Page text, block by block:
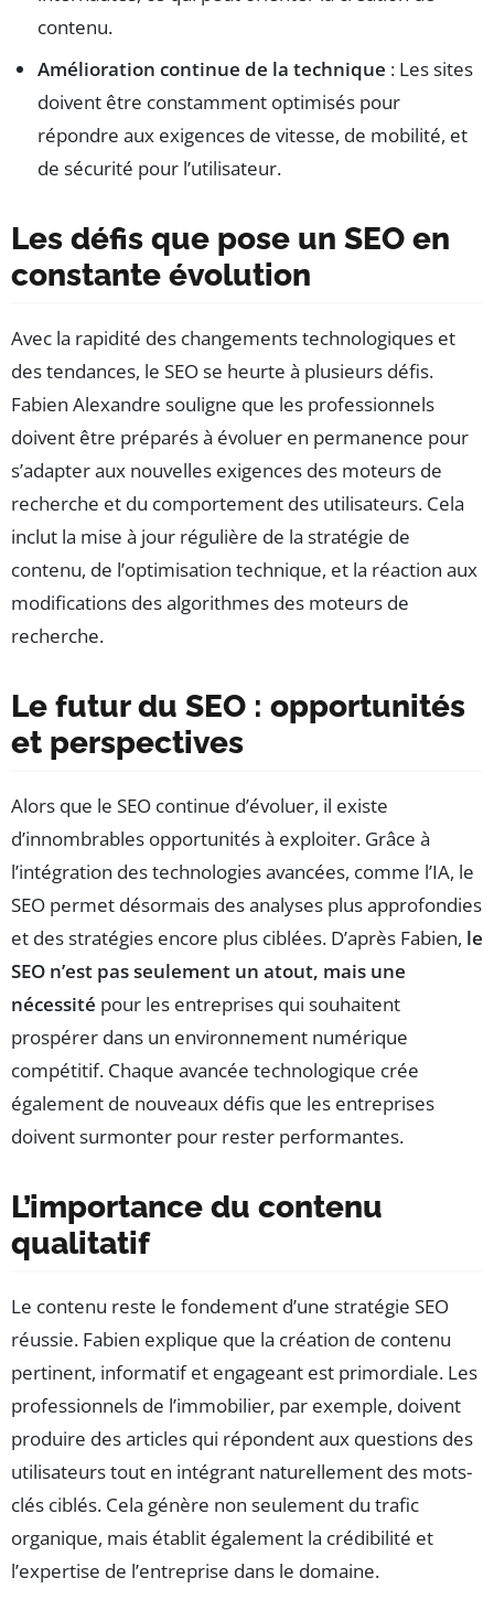
contenu.
Amélioration continue de la technique : Les sites
doivent être constamment optimisés pour
répondre aux exigences de vitesse, de mobilité, et
de sécurité pour l’utilisateur.
Les défis que pose un SEO en
constante évolution
Avec la rapidité des changements technologiques et
des tendances, le SEO se heurte à plusieurs défis.
Fabien Alexandre souligne que les professionnels
doivent être préparés à évoluer en permanence pour
s’adapter aux nouvelles exigences des moteurs de
recherche et du comportement des utilisateurs. Cela
inclut la mise à jour régulière de la stratégie de
contenu, de l’optimisation technique, et la réaction aux
modifications des algorithmes des moteurs de
recherche.
Le futur du SEO : opportunités
et perspectives
Alors que le SEO continue d’évoluer, il existe
d’innombrables opportunités à exploiter. Grâce à
l’intégration des technologies avancées, comme l’IA, le
SEO permet désormais des analyses plus approfondies
et des stratégies encore plus ciblées. D’après Fabien, le
SEO n’est pas seulement un atout, mais une
nécessité pour les entreprises qui souhaitent
prospérer dans un environnement numérique
compétitif. Chaque avancée technologique crée
également de nouveaux défis que les entreprises
doivent surmonter pour rester performantes.
L’importance du contenu
qualitatif
Le contenu reste le fondement d’une stratégie SEO
réussie. Fabien explique que la création de contenu
pertinent, informatif et engageant est primordiale. Les
professionnels de l’immobilier, par exemple, doivent
produire des articles qui répondent aux questions des
utilisateurs tout en intégrant naturellement des mots-
clés ciblés. Cela génère non seulement du trafic
organique, mais établit également la crédibilité et
l’expertise de l’entreprise dans le domaine.